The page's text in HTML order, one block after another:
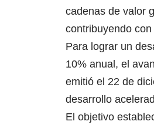
cadenas de valor
contribuyendo
Para lograr un
10% anual, el
emitió el 22 de
desarrollo
El objetivo